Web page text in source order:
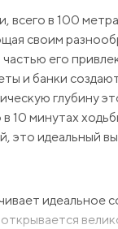
всего в 100
своим
его
и банки
глубину
10 минутах
это идеальный